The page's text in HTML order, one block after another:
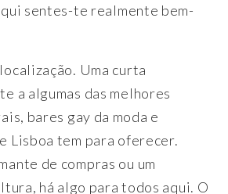
sentes-te realmente bem-
Uma curta
a algumas das melhores
bares gay da moda e
Lisboa tem para oferecer.
de compras ou um
há algo para todos aqui. O